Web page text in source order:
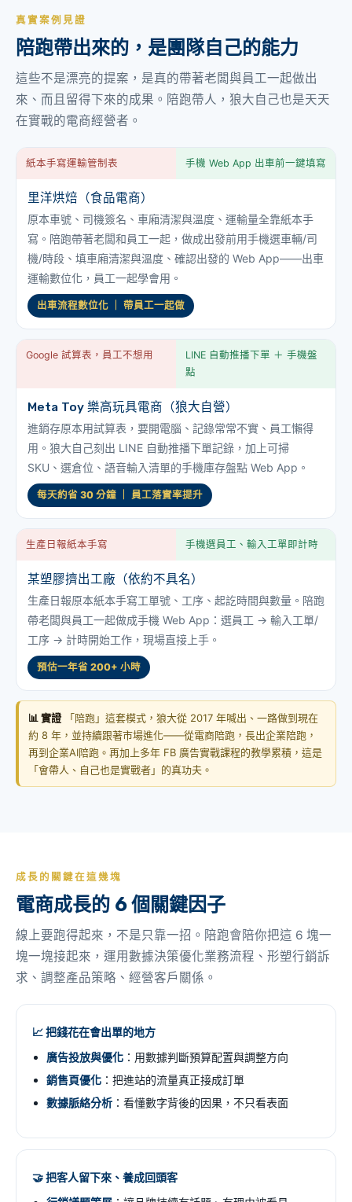
真實案例見證
陪跑帶出來的，是團隊自己的能力
這些不是漂亮的提案，是真的帶著老闆與員工一起做出
來、而且留得下來的成果。陪跑帶人，狼大自己也是天天
在實戰的電商經營者。
紙本手寫運輸管制表 手機 Web App 出車前一鍵填寫
里洋烘焙（食品電商）
原本車號、司機簽名、車廂清潔與溫度、運輸量全靠紙本手
寫。陪跑帶著老闆和員工一起，做成出發前用手機選車輛/司
機/時段、填車廂清潔與溫度、確認出發的 Web App——出車
運輸數位化，員工一起學會用。
出車流程數位化 ｜ 帶員工一起做
Google 試算表，員工不想用
LINE 自動推播下單 ＋ 手機盤
點
Meta Toy 樂高玩具電商（狼大自營）
進銷存原本用試算表，要開電腦、記錄常常不實、員工懶得
用。狼大自己刻出 LINE 自動推播下單記錄，加上可掃
SKU、選倉位、語音輸入清單的手機庫存盤點 Web App。
每天約省 30 分鐘 ｜ 員工落實率提升
生產日報紙本手寫 手機選員工、輸入工單即計時
某塑膠擠出工廠（依約不具名）
生產日報原本紙本手寫工單號、工序、起訖時間與數量。陪跑
帶老闆與員工一起做成手機 Web App：選員工 → 輸入工單/
工序 → 計時開始工作，現場直接上手。
預估一年省 200+ 小時
📊 實證「陪跑」這套模式，狼大從 2017 年喊出、一路做到現在
約 8 年，並持續跟著市場進化——從電商陪跑，長出企業陪跑，
再到企業AI陪跑。再加上多年 FB 廣告實戰課程的教學累積，這是
「會帶人、自己也是實戰者」的真功夫。
成長的關鍵在這幾塊
電商成長的 6 個關鍵因子
線上要跑得起來，不是只靠一招。陪跑會陪你把這 6 塊一
塊一塊接起來，運用數據決策優化業務流程、形塑行銷訴
求、調整產品策略、經營客戶關係。
📈 把錢花在會出單的地方
廣告投放與優化 ：用數據判斷預算配置與調整方向
銷售頁優化 ：把進站的流量真正接成訂單
數據脈絡分析 ：看懂數字背後的因果，不只看表面
🤝 把客人留下來、養成回頭客